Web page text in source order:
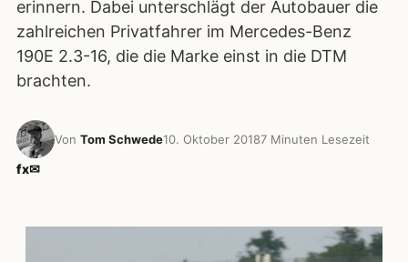
erinnern. Dabei unterschlägt der Autobauer die
zahlreichen Privatfahrer im Mercedes-Benz
190E 2.3-16, die die Marke einst in die DTM
brachten.
Von Tom Schwede10. Oktober 20187 Minuten Lesezeit
fx✉